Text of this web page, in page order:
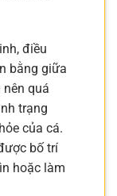
điều
bằng giữa
quá
trạng
của cá.
bố trí
hoặc làm